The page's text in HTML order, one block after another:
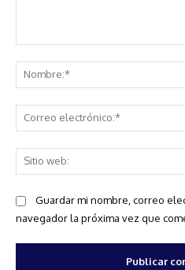
Guardar mi nombre, correo
navegador la próxima vez que